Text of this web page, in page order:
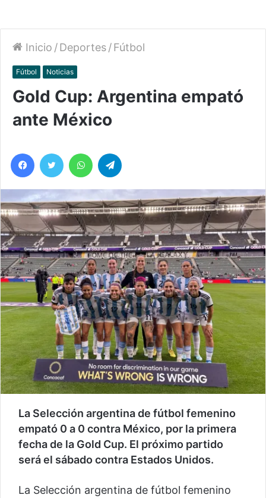
Inicio /Deportes/Fútbol
Fútbol Noticias
Gold Cup: Argentina empató
ante México
Facebook
Twitter WhatsApp
La Selección argentina de fútbol femenino
empató 0 a 0 contra México, por la primera
fecha de la Gold Cup. El próximo partido
será el sábado contra Estados Unidos.
La Selección argentina de fútbol femenino